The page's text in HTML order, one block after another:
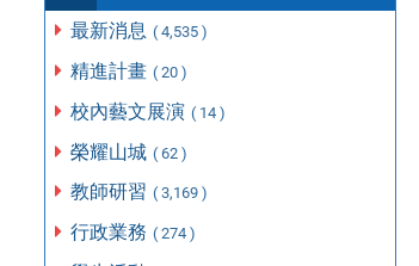
最新消息 ( 4,535 )
精進計畫 ( 20 )
校內藝文展演 ( 14 )
榮耀山城 ( 62 )
教師研習 ( 3,169 )
行政業務 ( 274 )